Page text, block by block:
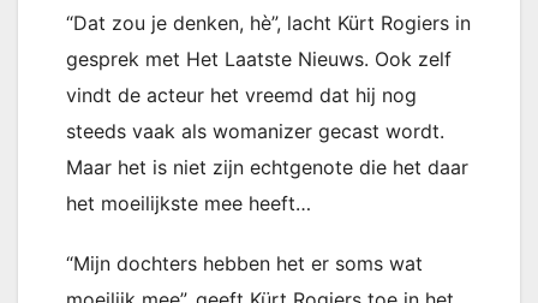
“Dat zou je denken, hè”, lacht Kürt Rogiers in
gesprek met Het Laatste Nieuws. Ook zelf
vindt de acteur het vreemd dat hij nog
steeds vaak als womanizer gecast wordt.
Maar het is niet zijn echtgenote die het daar
het moeilijkste mee heeft…
“Mijn dochters hebben het er soms wat